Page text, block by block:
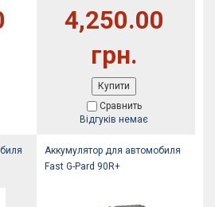
4,250.00
грн.
Купити
Сравнить
Відгуків немає
Аккумулятор для автомобиля
Fast G-Pard 90R+